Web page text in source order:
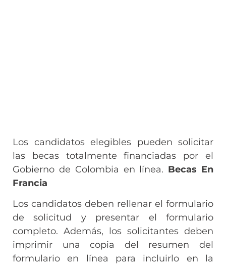
Los candidatos elegibles pueden solicitar
las becas totalmente financiadas por el
Gobierno de Colombia en línea. Becas En
Francia
Los candidatos deben rellenar el formulario
de solicitud y presentar el formulario
completo. Además, los solicitantes deben
imprimir una copia del resumen del
formulario en línea para incluirlo en la